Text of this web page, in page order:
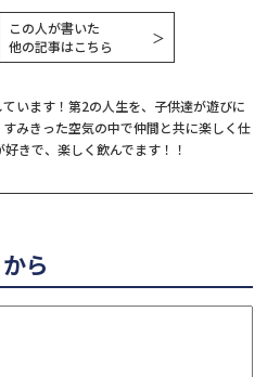
この人が書いた
他の記事はこちら
＞
います！第2の人生を、子供達が遊びに
みきった空気の中で仲間と共に楽しく仕
きで、楽しく飲んでます！！
ら